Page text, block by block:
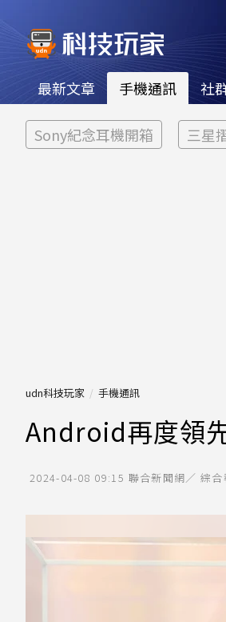
最新文章 手機通訊 社
Sony紀念耳機開箱 三星
udn科技玩家 手機通訊
Android再度領
2024-04-08 09:15 聯合新聞網／ 綜合